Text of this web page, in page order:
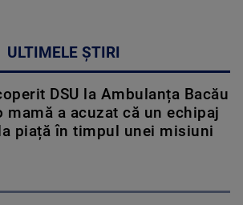
ULTIMELE ȘTIRI
DSU la Ambulanța Bacău
mamă a acuzat că un echipaj
piață în timpul unei misiuni